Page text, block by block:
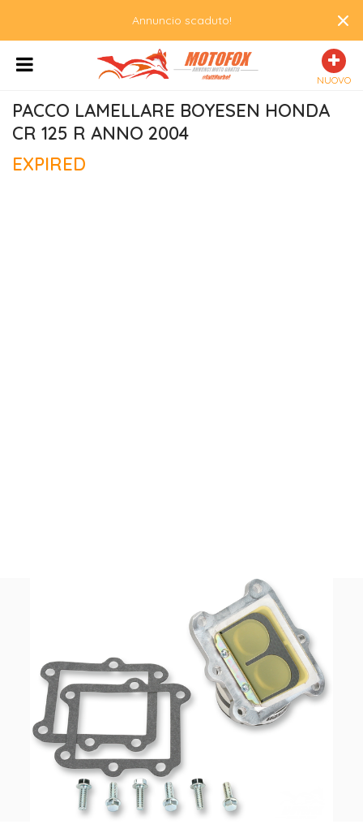
×
Annuncio scaduto!
NUOVO
PACCO LAMELLARE BOYESEN HONDA
CR 125 R ANNO 2004
EXPIRED